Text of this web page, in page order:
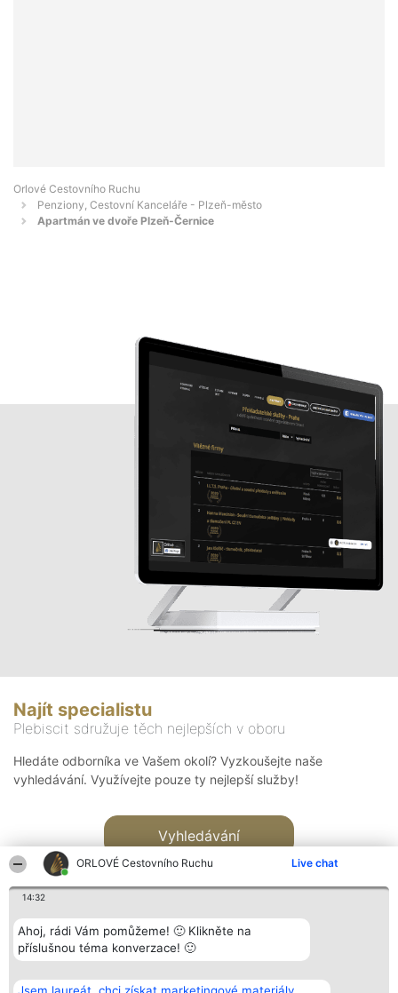
ORLOVÉ Cestovního Ruchu Live chat
14:32
Ahoj, rádi Vám pomůžeme! 🙂 Klikněte na
příslušnou téma konverzace! 🙂
Orlové Cestovního Ruchu
Penziony, Cestovní Kanceláře - Plzeň-město
Apartmán ve dvoře Plzeň-Černice
Najít specialistu
Plebiscit sdružuje těch nejlepších v oboru
Hledáte odborníka ve Vašem okolí? Vyzkoušejte naše
vyhledávání. Využívejte pouze ty nejlepší služby!
Vyhledávání
Bright Side Solutions sp. z o.
Vítězové
Kontakt